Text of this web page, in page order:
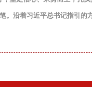
。沿着习近平总书记指引